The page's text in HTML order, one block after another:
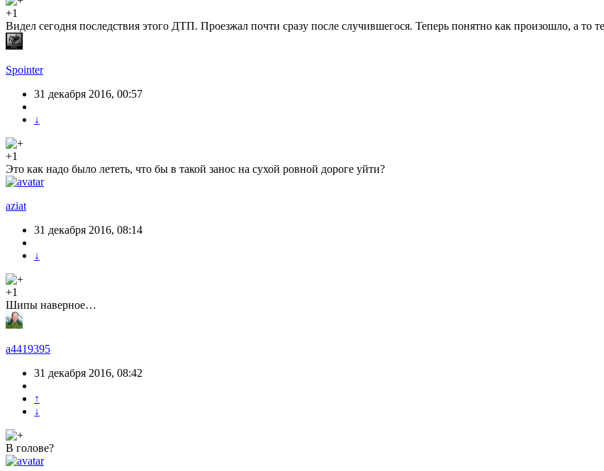
+1
Видел сегодня последствия этого ДТП. Проезжал почти сразу после случившегося. Теперь понятно как произошло, а то
Spointer
31 декабря 2016, 00:57
↓
+1
Это как надо было лететь, что бы в такой занос на сухой ровной дороге уйти?
aziat
31 декабря 2016, 08:14
↓
+1
Шипы наверное…
a4419395
31 декабря 2016, 08:42
↑
↓
В голове?